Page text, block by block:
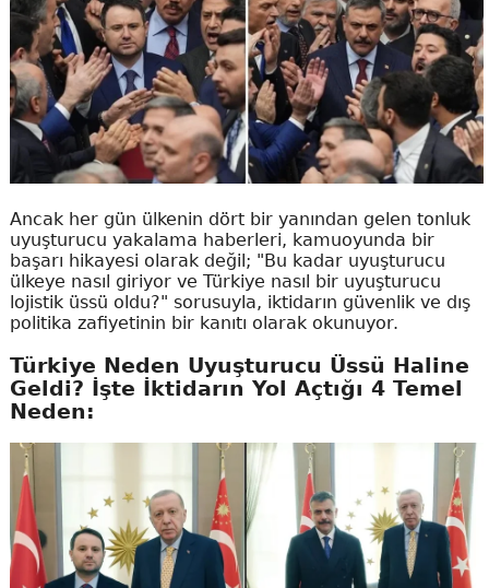
Ancak her gün ülkenin dört bir yanından gelen tonluk
uyuşturucu yakalama haberleri, kamuoyunda bir
başarı hikayesi olarak değil; "Bu kadar uyuşturucu
ülkeye nasıl giriyor ve Türkiye nasıl bir uyuşturucu
lojistik üssü oldu?" sorusuyla, iktidarın güvenlik ve dış
politika zafiyetinin bir kanıtı olarak okunuyor.
Türkiye Neden Uyuşturucu Üssü Haline
Geldi? İşte İktidarın Yol Açtığı 4 Temel
Neden: